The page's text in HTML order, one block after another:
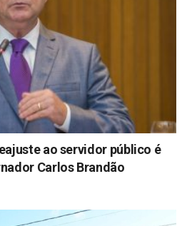
ao servidor público é
Carlos Brandão